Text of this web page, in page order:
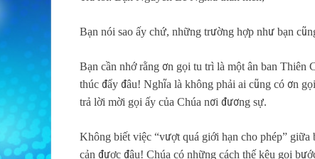
Bạn nói sao ấy chứ, những trường hợp như bạn
Bạn cần nhớ rằng ơn gọi tu trì là một ân ban Thiên
thúc đẩy đâu! Nghĩa là không phải ai cũng có ơn
trả lời mời gọi ấy của Chúa nơi đương sự.
Không biết việc “vượt quá giới hạn cho phép”
cản được đâu! Chúa có những cách thế kêu gọi